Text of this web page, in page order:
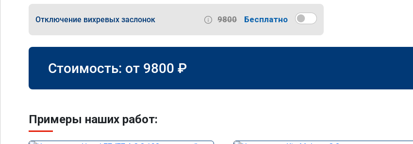
Отключение вихревых заслонок 9800 Бесплатно
Стоимость: от 9800 ₽
Примеры наших работ: